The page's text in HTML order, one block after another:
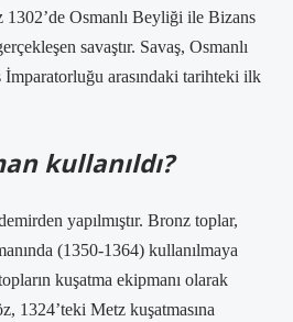
Osmanlı Beyliği ile Bizans
savaştır. Savaş, Osmanlı
arasındaki tarihteki ilk
kullanıldı?
yapılmıştır. Bronz toplar,
(1350-1364) kullanılmaya
kuşatma ekipmanı olarak
1324’teki Metz kuşatmasına